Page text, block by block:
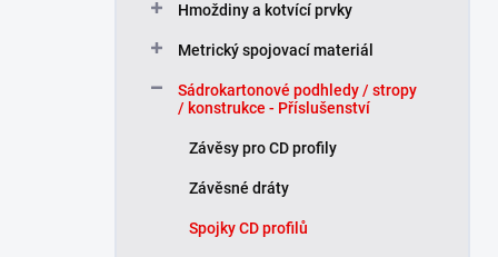
Hmoždiny a kotvící prvky
Metrický spojovací materiál
Sádrokartonové podhledy / stropy
/ konstrukce - Příslušenství
Závěsy pro CD profily
Závěsné dráty
Spojky CD profilů